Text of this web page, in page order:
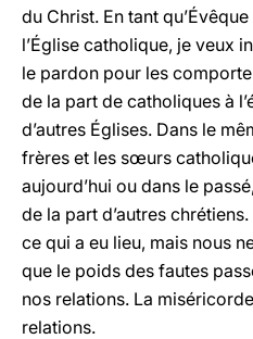
du Christ. En tant
l’Église catholique, je veux
le pardon pour les
de la part de catholiques à
d’autres Églises. Dans le
frères et les sœurs
aujourd’hui ou dans le
de la part d’autres
ce qui a eu lieu, mais nous
que le poids des fautes
nos relations. La
relations.